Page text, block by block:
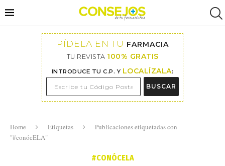
PÍDELA EN TU FARMACIA
TU REVISTA 100% GRATIS
INTRODUCE TU C.P. Y LOCALÍZALA:
BUSCAR
Home Etiquetas
Publicaciones etiquetadas con
"#conócELA"
#CONÓCELA